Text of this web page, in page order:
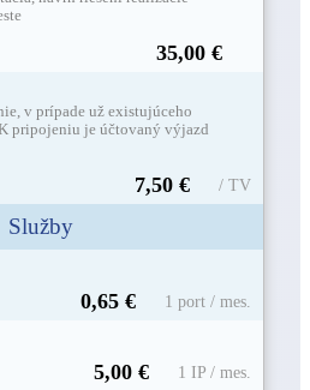
35,00 €
v prípade už existujúceho
pripojeniu je účtovaný výjazd
7,50 € / TV
Služby
0,65 € 1 port / mes.
5,00 € 1 IP / mes.